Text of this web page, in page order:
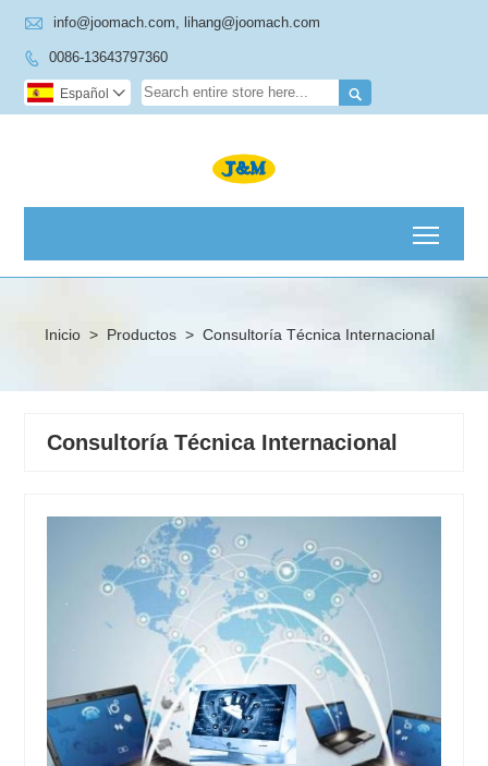
 info@joomach.com, lihang@joomach.com
 0086-13643797360

Español 
Inicio > Productos > Consultoría Técnica Internacional
Consultoría Técnica Internacional